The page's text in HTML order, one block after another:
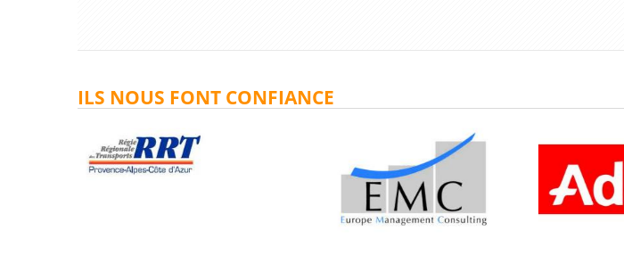
ILS NOUS FONT CONFIANCE